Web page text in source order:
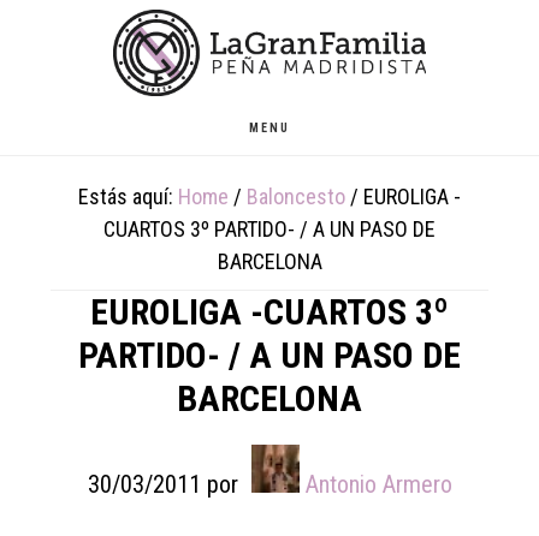
MENU
Estás aquí: Home / Baloncesto / EUROLIGA -
CUARTOS 3º PARTIDO- / A UN PASO DE
BARCELONA
EUROLIGA -CUARTOS 3º
PARTIDO- / A UN PASO DE
BARCELONA
30/03/2011 por Antonio Armero